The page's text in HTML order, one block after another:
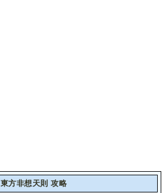
東方非想天則 攻略